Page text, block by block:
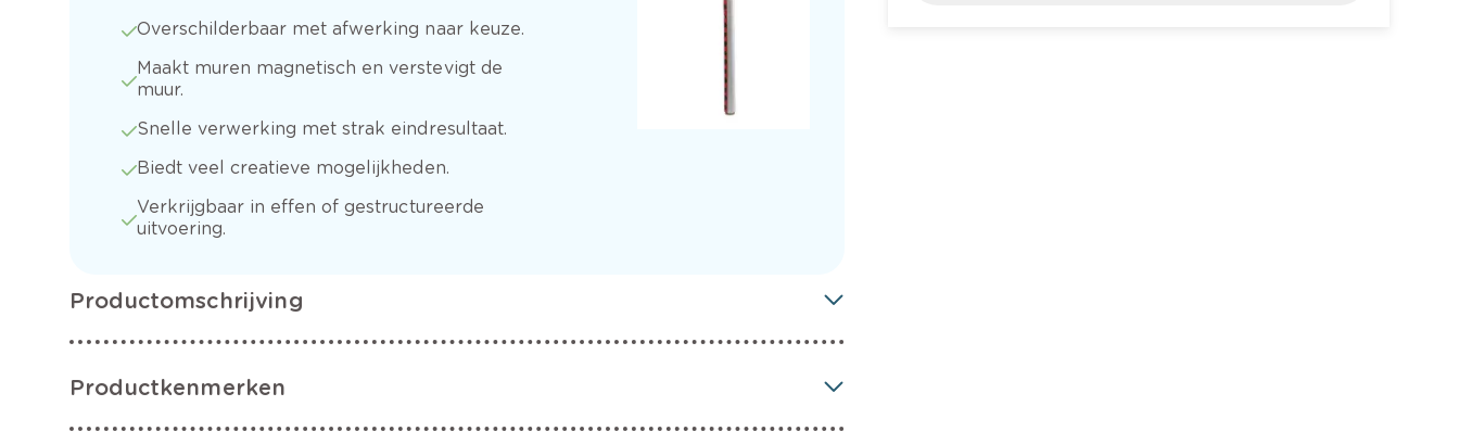
Overschilderbaar met afwerking naar keuze.
Maakt muren magnetisch en verstevigt de
muur.
Snelle verwerking met strak eindresultaat.
Biedt veel creatieve mogelijkheden.
Verkrijgbaar in effen of gestructureerde
uitvoering.
Productomschrijving
Productkenmerken